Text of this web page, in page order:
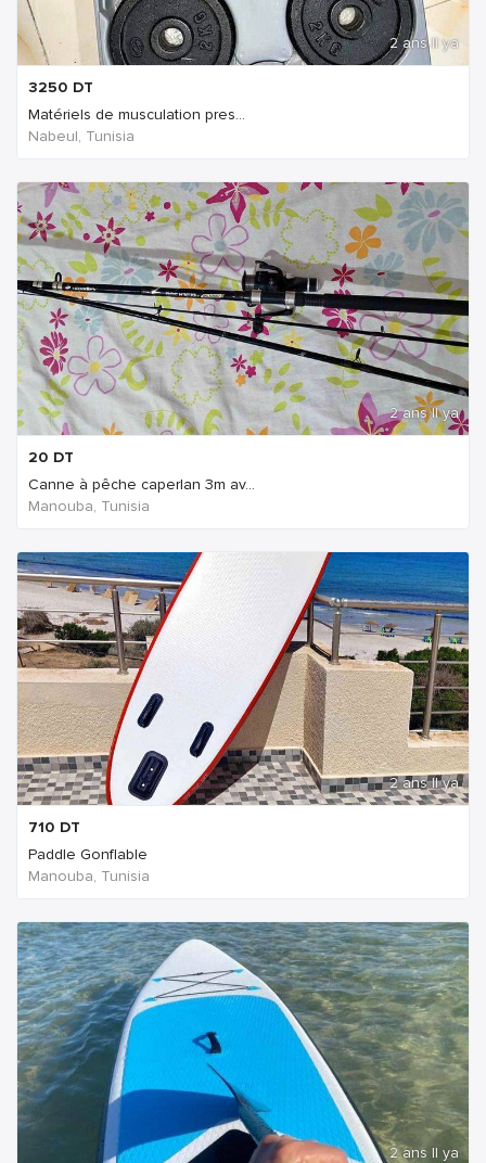
2 ans Il ya
3250 DT
Matériels de musculation pres...
Nabeul‎, Tunisia
2 ans Il ya
20 DT
Canne à pêche caperlan 3m av...
Manouba, Tunisia
2 ans Il ya
710 DT
Paddle Gonflable
Manouba, Tunisia
2 ans Il ya